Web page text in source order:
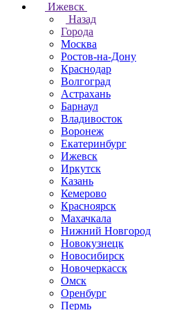
Ижевск
Назад
Города
Москва
Ростов-на-Дону
Краснодар
Волгоград
Астрахань
Барнаул
Владивосток
Воронеж
Екатеринбург
Ижевск
Иркутск
Казань
Кемерово
Красноярск
Махачкала
Нижний Новгород
Новокузнецк
Новосибирск
Новочеркаcск
Омск
Оренбург
Пермь